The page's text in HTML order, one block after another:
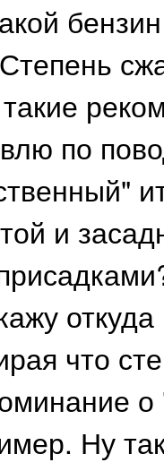
по
и
что
Ну